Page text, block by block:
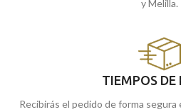
y Melilla.
TIEMPOS DE
Recibirás el pedido de forma segura